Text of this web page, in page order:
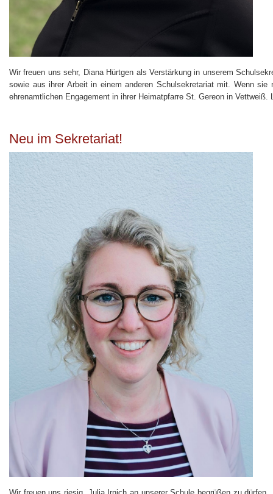
Wir freuen uns sehr, Diana Hürtgen als Verstärkung in unserem
sowie aus ihrer Arbeit in einem anderen Schulsekretariat mit. Wenn
ehrenamtlichen Engagement in ihrer Heimatpfarre St. Gereon in
Neu im Sekretariat!